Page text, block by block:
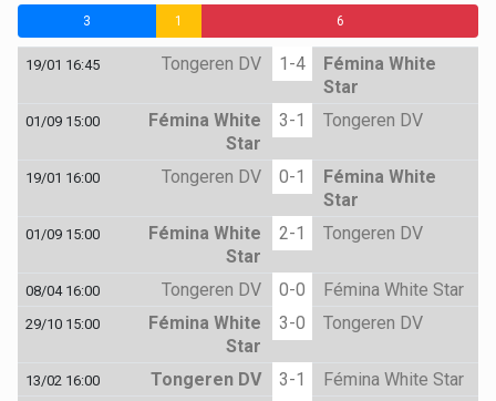
3 1 6
19/01 16:45 Tongeren DV 1-4
Fémina White
Star
01/09 15:00
Fémina White
Star
3-1 Tongeren DV
19/01 16:00 Tongeren DV 0-1
Fémina White
Star
01/09 15:00
Fémina White
Star
2-1 Tongeren DV
08/04 16:00 Tongeren DV 0-0 Fémina White Star
29/10 15:00
Fémina White
Star
3-0 Tongeren DV
13/02 16:00 Tongeren DV 3-1 Fémina White Star